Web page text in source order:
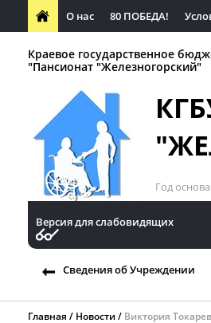
О нас 80 ПОБЕДА!
Краевое государственное
"Пансионат "Железногорский"
Год
Версия для слабовидящих
Сведения об Учреждении
Главная Новости Виктория